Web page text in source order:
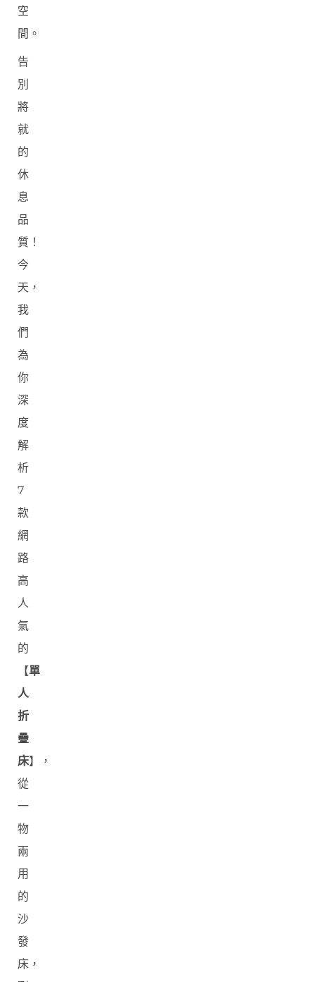
空
間。
告
別
將
就
的
休
息
品
質！
今
天，
我
們
為
你
深
度
解
析
7
款
網
路
高
人
氣
的
【單
人
折
疊
床】，
從
一
物
兩
用
的
沙
發
床，